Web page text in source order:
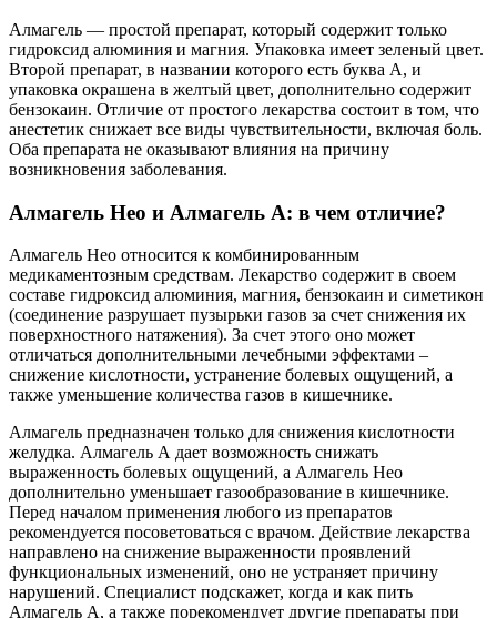
Алмагель — простой препарат, который содержит только
гидроксид алюминия и магния. Упаковка имеет зеленый цвет.
Второй препарат, в названии которого есть буква А, и
упаковка окрашена в желтый цвет, дополнительно содержит
бензокаин. Отличие от простого лекарства состоит в том, что
анестетик снижает все виды чувствительности, включая боль.
Оба препарата не оказывают влияния на причину
возникновения заболевания.
Алмагель Нео и Алмагель А: в чем отличие?
Алмагель Нео относится к комбинированным
медикаментозным средствам. Лекарство содержит в своем
составе гидроксид алюминия, магния, бензокаин и симетикон
(соединение разрушает пузырьки газов за счет снижения их
поверхностного натяжения). За счет этого оно может
отличаться дополнительными лечебными эффектами –
снижение кислотности, устранение болевых ощущений, а
также уменьшение количества газов в кишечнике.
Алмагель предназначен только для снижения кислотности
желудка. Алмагель А дает возможность снижать
выраженность болевых ощущений, а Алмагель Нео
дополнительно уменьшает газообразование в кишечнике.
Перед началом применения любого из препаратов
рекомендуется посоветоваться с врачом. Действие лекарства
направлено на снижение выраженности проявлений
функциональных изменений, оно не устраняет причину
нарушений. Специалист подскажет, когда и как пить
Алмагель А, а также порекомендует другие препараты при